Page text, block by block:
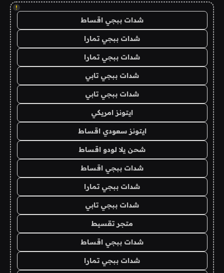
!
شدات ببجي اقساط
شدات ببجي تمارا
شدات ببجي تمارا
شدات ببجي تابي
شدات ببجي تابي
ايتونز امريكي
ايتونز سعودي اقساط
شحن يلا لودو اقساط
شدات ببجي اقساط
شدات ببجي تمارا
شدات ببجي تابي
متجر تقسيط
شدات ببجي اقساط
شدات ببجي تمارا